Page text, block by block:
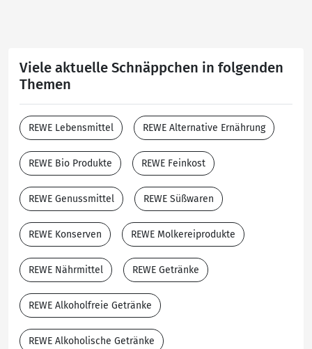
Viele aktuelle Schnäppchen in folgenden
Themen
REWE Lebensmittel REWE Alternative Ernährung
REWE Bio Produkte REWE Feinkost
REWE Genussmittel REWE Süßwaren
REWE Konserven REWE Molkereiprodukte
REWE Nährmittel REWE Getränke
REWE Alkoholfreie Getränke
REWE Alkoholische Getränke